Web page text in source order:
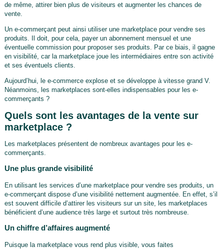
de même, attirer bien plus de visiteurs et augmenter les chances de
vente.
Un e-commerçant peut ainsi utiliser une marketplace pour vendre ses
produits. Il doit, pour cela, payer un abonnement mensuel et une
éventuelle commission pour proposer ses produits. Par ce biais, il gagne
en visibilité, car la marketplace joue les intermédiaires entre son activité
et ses éventuels clients.
Aujourd’hui, le e-commerce explose et se développe à vitesse grand V.
Néanmoins, les marketplaces sont-elles indispensables pour les e-
commerçants ?
Quels sont les avantages de la vente sur
marketplace ?
Les marketplaces présentent de nombreux avantages pour les e-
commerçants.
Une plus grande visibilité
En utilisant les services d’une marketplace pour vendre ses produits, un
e-commerçant dispose d’une visibilité nettement augmentée. En effet, s’il
est souvent difficile d’attirer les visiteurs sur un site, les marketplaces
bénéficient d’une audience très large et surtout très nombreuse.
Un chiffre d’affaires augmenté
Puisque la marketplace vous rend plus visible, vous faites